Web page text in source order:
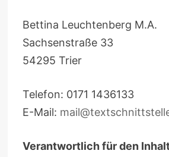
Bettina Leuchtenberg M.A.
Sachsenstraße 33
54295 Trier
Telefon: 0171 1436133
E-Mail:
Verantwortlich für den